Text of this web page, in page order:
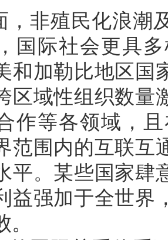
，非殖民化浪潮
国际社会更具
和加勒比地区国
区域性组织数量
作等各领域，
范围内的互联互
平。某些国家肆
益强加于全世界